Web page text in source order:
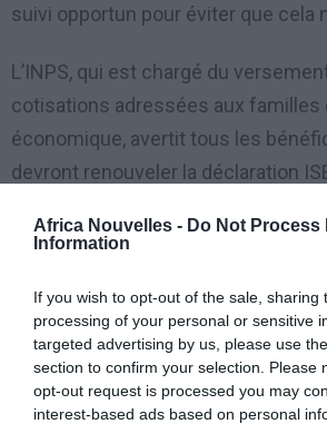
Africa Nouvelles - Do Not Process
Information
If you wish to opt-out of the sale, sharing
processing of your personal or sensitive
targeted advertising by us, please use
section to confirm your selection. Please
opt-out request is processed you may
interest-based ads based on personal
suivi opportun pour éviter que cela
L’INPS, qui est chargé du
cotisations adressées aux familles
économique, avertit tous les
devront renouveler la déclaration
janvier de cette année, sous peine
prestations. Ils ne seront donc pas
certificat économique équivalent
territoriaux compétents. Il n’y aura
problème pour le paiement de
garanti même si la déclaration